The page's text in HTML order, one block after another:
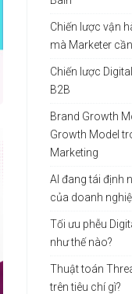
Chiến lược vận
mà Marketer
Chiến lược
B2B
Brand Growth
Growth Model
Marketing
AI đang tái định
của doanh
Tối ưu phễu
như thế nào?
Thuật toán
trên tiêu chí gì?